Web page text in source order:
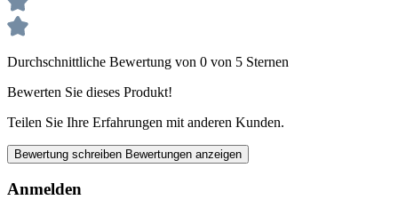
Durchschnittliche Bewertung von 0 von 5 Sternen
Bewerten Sie dieses Produkt!
Teilen Sie Ihre Erfahrungen mit anderen Kunden.
Bewertung schreiben Bewertungen anzeigen
Anmelden